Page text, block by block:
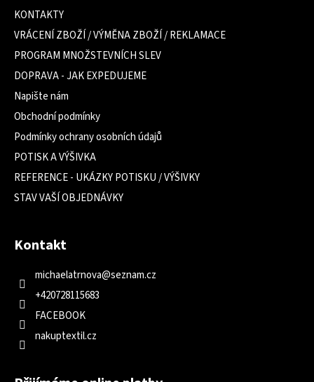
KONTAKTY
VRÁCENÍ ZBOŽÍ / VÝMĚNA ZBOŽÍ / REKLAMACE
PROGRAM MNOŽSTEVNÍCH SLEV
DOPRAVA - JAK EXPEDUJEME
Napište nám
Obchodní podmínky
Podmínky ochrany osobních údajů
POTISK A VÝŠIVKA
REFERENCE - UKÁZKY POTISKU / VÝŠIVKY
STAV VAŠÍ OBJEDNÁVKY
Kontakt
michaelatrnova@seznam.cz
+420728115683
FACEBOOK
nakuptextil.cz